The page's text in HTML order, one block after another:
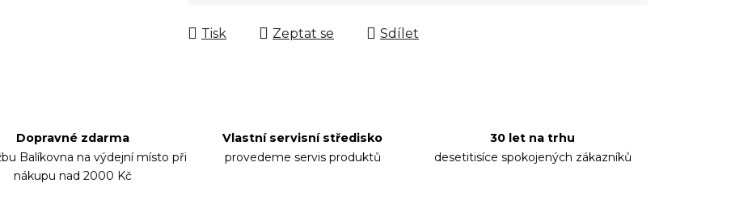
Tisk
Zeptat se Sdílet
Dopravné zdarma
Balíkovna na výdejní místo při
nákupu nad 2000 Kč
Vlastní servisní středisko
provedeme servis produktů
30 let na trhu
desetitisíce spokojených zákazníků